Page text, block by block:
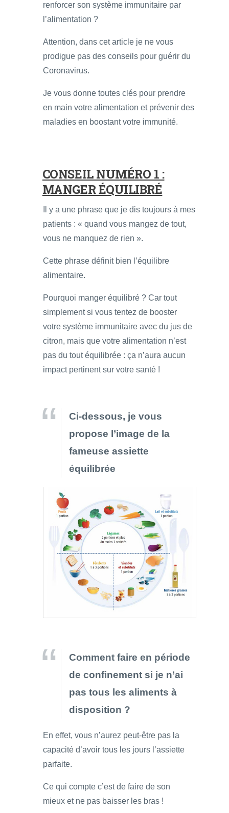
renforcer son système immunitaire par
l’alimentation ?
Attention, dans cet article je ne vous
prodigue pas des conseils pour guérir du
Coronavirus.
Je vous donne toutes clés pour prendre
en main votre alimentation et prévenir des
maladies en boostant votre immunité.
CONSEIL NUMÉRO 1 :
MANGER ÉQUILIBRÉ
Il y a une phrase que je dis toujours à mes
patients : « quand vous mangez de tout,
vous ne manquez de rien ».
Cette phrase définit bien l’équilibre
alimentaire.
Pourquoi manger équilibré ? Car tout
simplement si vous tentez de booster
votre système immunitaire avec du jus de
citron, mais que votre alimentation n’est
pas du tout équilibrée : ça n’aura aucun
impact pertinent sur votre santé !
Ci-dessous, je vous
propose l’image de la
fameuse assiette
équilibrée
Comment faire en période
de confinement si je n’ai
pas tous les aliments à
disposition ?
En effet, vous n’aurez peut-être pas la
capacité d’avoir tous les jours l’assiette
parfaite.
Ce qui compte c’est de faire de son
mieux et ne pas baisser les bras !